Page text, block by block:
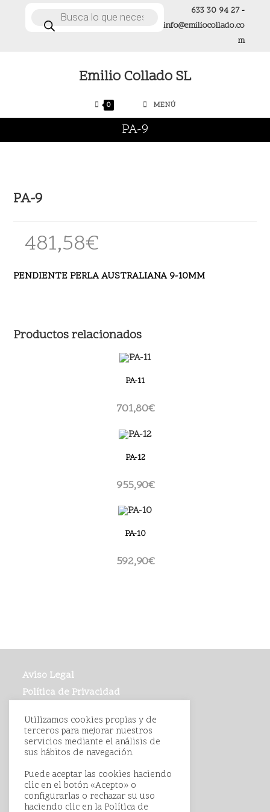
Búsqueda
productos
633 30 94 27-
info@emiliocollado.co
m
Emilio Collado SL
0 MENÚ
PA-9
PA-9
481,58€
PENDIENTE PERLA AUSTRALIANA 9-10MM
Productos relacionados
PA-11
701,80€
PA-12
955,90€
PA-10
592,90€
Aviso Legal
Política de Privacidad
Condiciones de Compra
Utilizamos cookies propias y de
terceros para mejorar nuestros
servicios mediante el análisis de
sus hábitos de navegación.
Puede aceptar las cookies haciendo
clic en el botón «Acepto» o
configurarlas o rechazar su uso
haciendo clic en la Política de